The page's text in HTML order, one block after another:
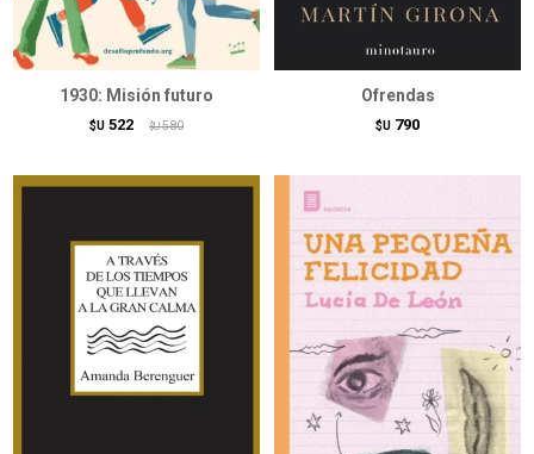
1930: Misión futuro
$U 522 $U 580
Ofrendas
$U 790